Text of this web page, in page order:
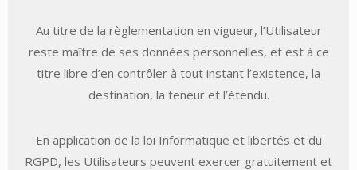
Au titre de la règlementation en vigueur, l’Utilisateur
reste maître de ses données personnelles, et est à ce
titre libre d’en contrôler à tout instant l’existence, la
destination, la teneur et l’étendu.
En application de la loi Informatique et libertés et du
RGPD, les Utilisateurs peuvent exercer gratuitement et